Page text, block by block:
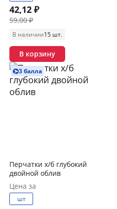
42,12 ₽
59,00 ₽
В наличии15 шт.
В корзину
3 балла
Перчатки х/б глубокий
двойной облив
Цена за
шт